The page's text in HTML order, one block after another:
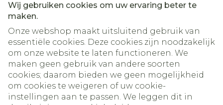
Wij gebruiken cookies om uw ervaring beter te
maken.
Onze webshop maakt uitsluitend gebruik van
essentiële cookies. Deze cookies zijn noodzakelijk
om onze website te laten functioneren. We
maken geen gebruik van andere soorten
cookies; daarom bieden we geen mogelijkheid
om cookies te weigeren of uw cookie-
instellingen aan te passen. We leggen dit in
Verwijde pupillen (mydriase),
gezichtsstoornissen, oorsuizen (tinnitus)
Haarverlies
Overmatige menstruatiebloeding
Onregelmatige menstruele periode
Verminderd lichaamsgewicht
Versnelde hartslag
Opzwellen van de armen of de benen
Bloedneus
Juridische links